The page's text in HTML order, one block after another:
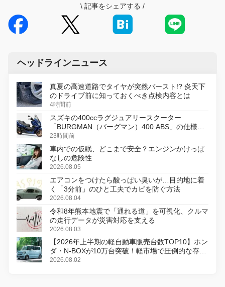
\ 記事をシェアする /
ヘッドラインニュース
真夏の高速道路でタイヤが突然バースト!? 炎天下
のドライブ前に知っておくべき点検内容とは
4時間前
スズキの400ccラグジュアリースクーター
「BURGMAN（バーグマン）400 ABS」の仕様を
変更し、8月18日に発売
23時間前
車内での仮眠、どこまで安全？エンジンかけっぱ
なしの危険性
2026.08.05
エアコンをつけたら酸っぱい臭いが…目的地に着
く「3分前」のひと工夫でカビを防ぐ方法
2026.08.04
令和8年熊本地震で「通れる道」を可視化、クルマ
の走行データが災害対応を支える
2026.08.03
【2026年上半期の軽自動車販売台数TOP10】ホン
ダ・N-BOXが10万台突破！軽市場で圧倒的な存在
感
2026.08.02